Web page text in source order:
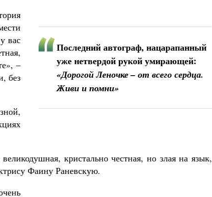
Последний автограф, нацарапанный
уже нетвердой рукой умирающей:
«Дорогой Леночке – от всего сердца.
Живи и помни»
вас
–
без
кристально честная, но злая на язык,
Фаину Раневскую.